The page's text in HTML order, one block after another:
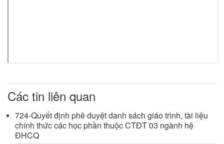
Các tin liên quan
724-Quyết định phê duyệt danh sách giáo trình, tài liệu
chính thức các học phần thuộc CTĐT 03 ngành hệ
ĐHCQ